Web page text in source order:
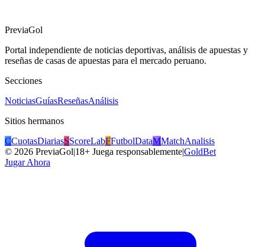
PreviaGol
Portal independiente de noticias deportivas, análisis de apuestas y
reseñas de casas de apuestas para el mercado peruano.
Secciones
NoticiasGuíasReseñasAnálisis
Sitios hermanos
CCuotasDiariasSScoreLabFFutbolDataMMatchAnalisis
© 2026 PreviaGol|18+ Juega responsablemente|GoldBet
Jugar Ahora